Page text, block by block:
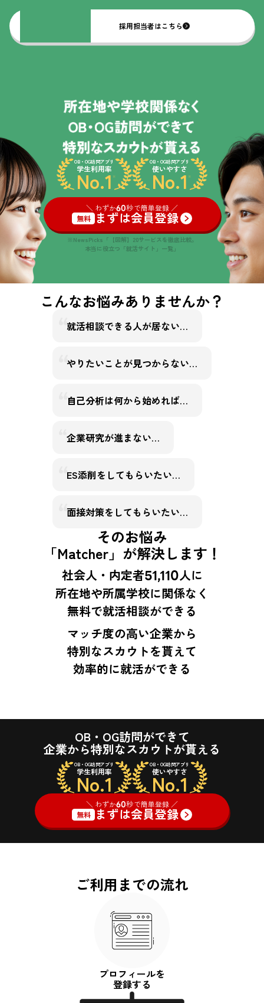
採用担当者はこちら
OB・OG訪問アプリ
学生利用率
No.1 ※
OB・OG訪問アプリ
使いやすさ
No.1 ※
＼ わずか60秒で簡単登録 ／
無料
まずは会員登録
※NewsPicks「【図解】20サービスを徹底比較。
本当に役立つ「就活サイト」一覧」
こんなお悩みありませんか？
就活相談できる人が居ない…
やりたいことが見つからない…
自己分析は何から始めれば…
企業研究が進まない…
ES添削をしてもらいたい…
面接対策をしてもらいたい…
そのお悩み
「Matcher」が解決します！
社会人・内定者51,110人に
所在地や所属学校に関係なく
無料で就活相談ができる
マッチ度の高い企業から
特別なスカウトを貰えて
効率的に就活ができる
OB・OG訪問ができて
企業から特別なスカウトが貰える
OB・OG訪問アプリ
学生利用率
No.1
OB・OG訪問アプリ
使いやすさ
No.1
＼ わずか60秒で簡単登録 ／
無料
まずは会員登録
ご利用までの流れ
プロフィールを
登録する